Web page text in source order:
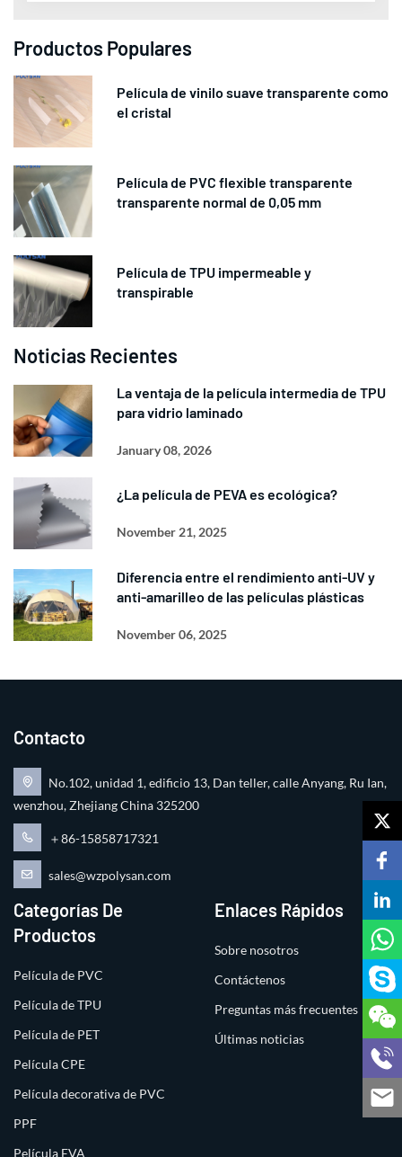
Productos Populares
Película de vinilo suave transparente como
el cristal
Película de PVC flexible transparente
transparente normal de 0,05 mm
Película de TPU impermeable y
transpirable
Noticias Recientes
La ventaja de la película intermedia de TPU
para vidrio laminado
January 08, 2026
¿La película de PEVA es ecológica?
November 21, 2025
Diferencia entre el rendimiento anti-UV y
anti-amarilleo de las películas plásticas
November 06, 2025
Contacto
No.102, unidad 1, edificio 13, Dan teller, calle Anyang, Ru Ian,
wenzhou, Zhejiang China 325200
＋86-15858717321
sales@wzpolysan.com
Categorías De
Productos
Película de PVC
Película de TPU
Película de PET
Película CPE
Película decorativa de PVC
PPF
Película EVA
Enlaces Rápidos
Sobre nosotros
Contáctenos
Preguntas más frecuentes
Últimas noticias